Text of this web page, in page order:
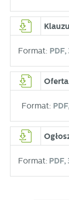
Format: PDF,
Format:
Format: PDF,